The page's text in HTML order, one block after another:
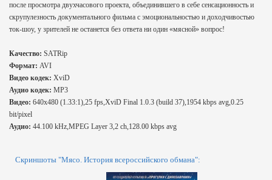
после просмотра двухчасового проекта, объединившего в себе сенсационность и
скрупулезность документального фильма с эмоциональностью и доходчивостью
ток-шоу, у зрителей не останется без ответа ни один «мясной» вопрос!
Качество: SATRip
Формат: AVI
Видео кодек: XviD
Аудио кодек: MP3
Видео: 640x480 (1.33:1),25 fps,XviD Final 1.0.3 (build 37),1954 kbps avg,0.25
bit/pixel
Аудио: 44.100 kHz,MPEG Layer 3,2 ch,128.00 kbps avg
Скриншоты "Мясо. История всероссийского обмана":